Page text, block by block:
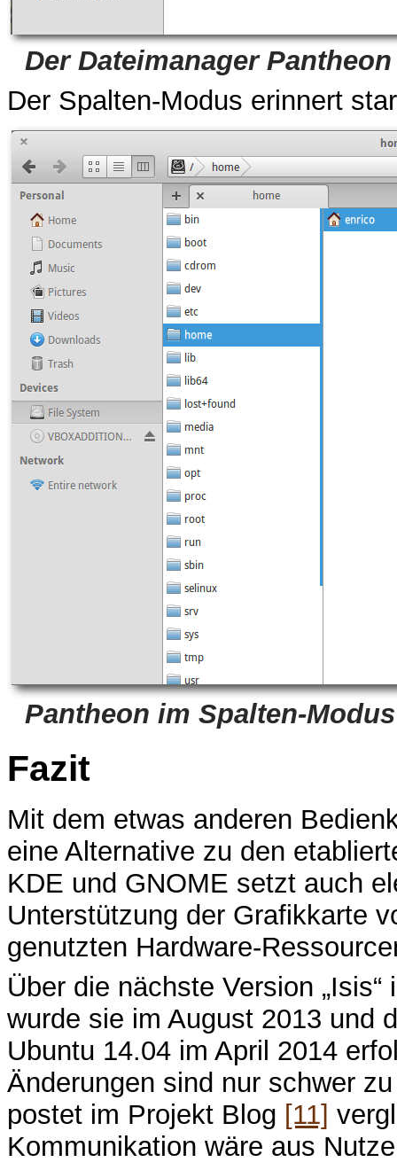
Der Dateimanager
Der Spalten-Modus erinnert
Pantheon im Spalten-
Fazit
Mit dem etwas anderen
eine Alternative zu den
KDE und GNOME setzt auch
Unterstützung der Grafikkarte
genutzten Hardware-
Über die nächste Version
wurde sie im August 2013 und
Ubuntu 14.04 im April 2014
Änderungen sind nur schwer
postet im Projekt Blog [11]
Kommunikation wäre aus